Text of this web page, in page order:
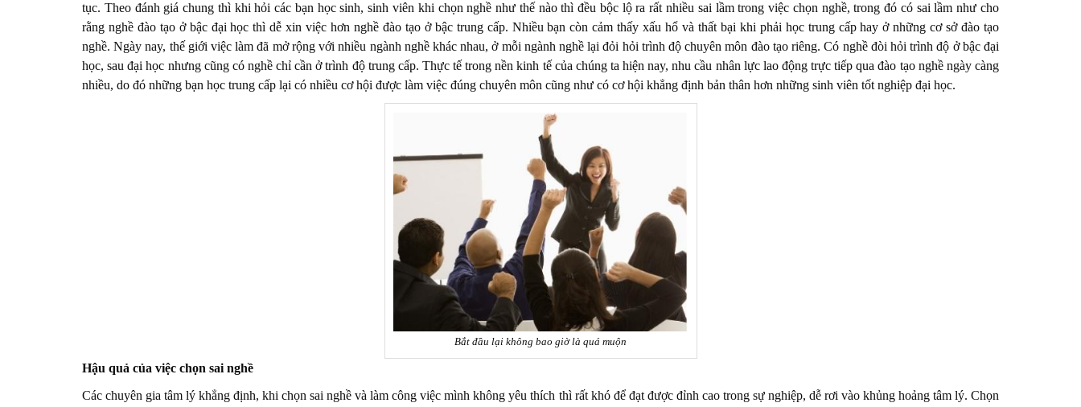
tục. Theo đánh giá chung thì khi hỏi các bạn học sinh, sinh viên khi chọn nghề như thế nào thì đều bộc lộ ra rất nhiều sai lầm trong việc chọn nghề, trong đó có sai lầm như cho
rằng nghề đào tạo ở bậc đại học thì dễ xin việc hơn nghề đào tạo ở bậc trung cấp. Nhiều bạn còn cảm thấy xấu hổ và thất bại khi phải học trung cấp hay ở những cơ sở đào tạo
nghề. Ngày nay, thế giới việc làm đã mở rộng với nhiều ngành nghề khác nhau, ở mỗi ngành nghề lại đỏi hỏi trình độ chuyên môn đào tạo riêng. Có nghề đòi hỏi trình độ ở bậc đại
học, sau đại học nhưng cũng có nghề chỉ cần ở trình độ trung cấp. Thực tế trong nền kinh tế của chúng ta hiện nay, nhu cầu nhân lực lao động trực tiếp qua đào tạo nghề ngày càng
nhiều, do đó những bạn học trung cấp lại có nhiều cơ hội được làm việc đúng chuyên môn cũng như có cơ hội khẳng định bản thân hơn những sinh viên tốt nghiệp đại học.
Bắt đầu lại không bao giờ là quá muộn
Hậu quả của việc chọn sai nghề
Các chuyên gia tâm lý khẳng định, khi chọn sai nghề và làm công việc mình không yêu thích thì rất khó để đạt được đỉnh cao trong sự nghiệp, dễ rơi vào khủng hoảng tâm lý. Chọn